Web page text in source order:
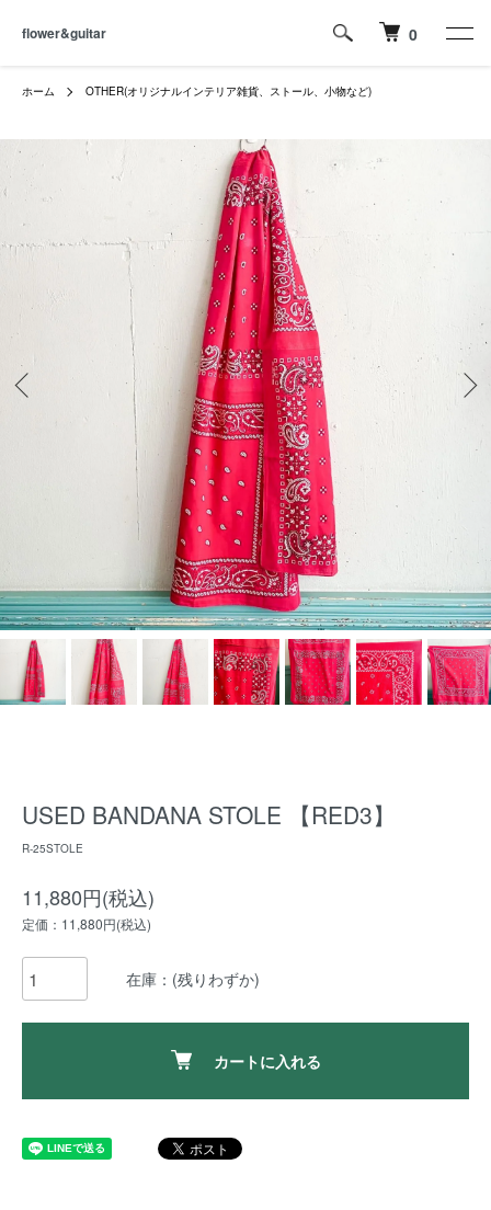
flower&guitar 0
ホーム OTHER(オリジナルインテリア雑貨、ストール、小物など)
USED BANDANA STOLE 【RED3】
R-25STOLE
11,880円(税込)
定価：11,880円(税込)
在庫：(残りわずか)
カートに入れる